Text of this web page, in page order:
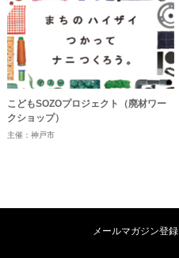
こどもSOZOプロジェクト（廃材ワー
クショップ）
主催：神戸市
メールマガジン登録